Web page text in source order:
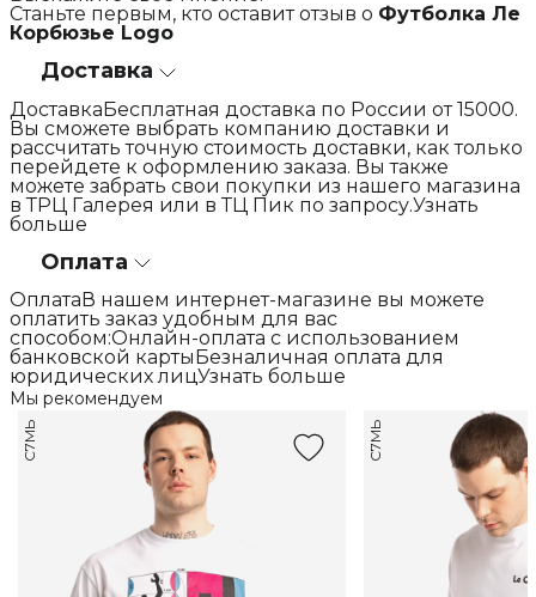
Станьте первым, кто оставит отзыв о Футболка Ле
Корбюзье Logo
Доставка
ДоставкаБесплатная доставка по России от 15000.
Вы сможете выбрать компанию доставки и
рассчитать точную стоимость доставки, как только
перейдете к оформлению заказа. Вы также
можете забрать свои покупки из нашего магазина
в ТРЦ Галерея или в ТЦ Пик по запросу.Узнать
больше
Оплата
ОплатаВ нашем интернет-магазине вы можете
оплатить заказ удобным для вас
способом:Онлайн-оплата с использованием
банковской картыБезналичная оплата для
юридических лицУзнать больше
Мы рекомендуем
С7МЬ С7МЬ